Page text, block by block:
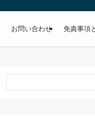
お問い合わせ 免責事項